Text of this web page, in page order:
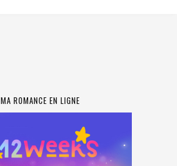
MA ROMANCE EN LIGNE